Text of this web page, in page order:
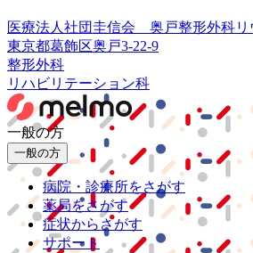
医療法人社団圭信会 奥戸整形外科リ
東京都葛飾区奥戸3-22-9
整形外科
リハビリテーション科
一般の方
一般の方
病院・診療所をさがす
薬局をさがす
症状からさがす
サポート